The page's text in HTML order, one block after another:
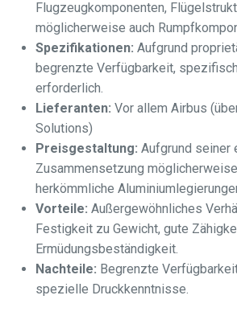
Flugzeugkomponenten,
möglicherweise auch
Spezifikationen: Aufgrund
begrenzte Verfügbarkeit,
erforderlich.
Lieferanten: Vor allem Airbus
Solutions)
Preisgestaltung: Aufgrund seiner
Zusammensetzung
herkömmliche
Vorteile: Außergewöhnliches
Festigkeit zu Gewicht, gute
Ermüdungsbeständigkeit.
Nachteile: Begrenzte
spezielle Druckkenntnisse.